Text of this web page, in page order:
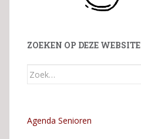
ZOEKEN OP DEZE WEBSITE
Zoek
Agenda Senioren